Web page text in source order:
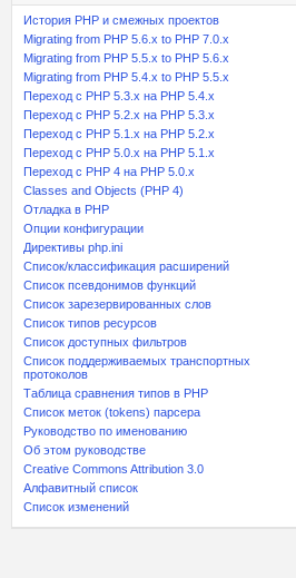
История PHP и смежных проектов
Migrating from PHP 5.6.x to PHP 7.0.x
Migrating from PHP 5.5.x to PHP 5.6.x
Migrating from PHP 5.4.x to PHP 5.5.x
Переход с PHP 5.3.x на PHP 5.4.x
Переход c PHP 5.2.x на PHP 5.3.x
Переход с PHP 5.1.x на PHP 5.2.x
Переход с PHP 5.0.x на PHP 5.1.x
Переход с PHP 4 на PHP 5.0.x
Classes and Objects (PHP 4)
Отладка в PHP
Опции конфигурации
Директивы php.ini
Список/классификация расширений
Список псевдонимов функций
Список зарезервированных слов
Список типов ресурсов
Список доступных фильтров
Список поддерживаемых транспортных
протоколов
Таблица сравнения типов в PHP
Список меток (tokens) парсера
Руководство по именованию
Об этом руководстве
Creative Commons Attribution 3.0
Алфавитный список
Список изменений